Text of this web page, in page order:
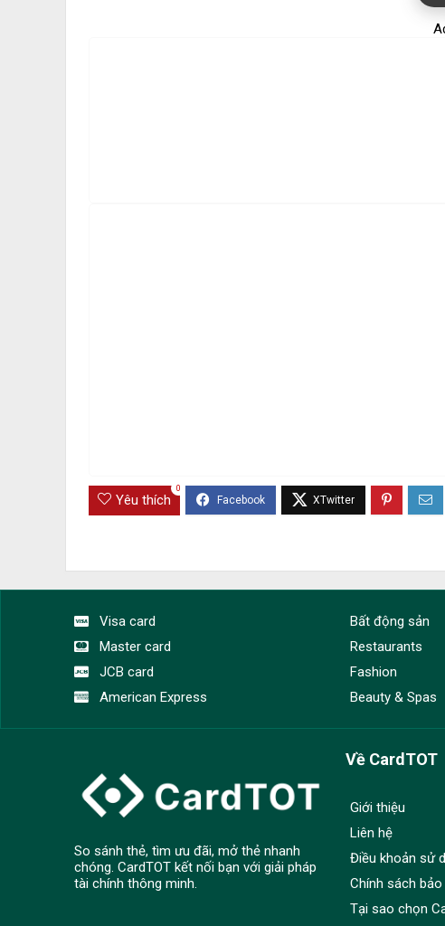
Yêu thích
0
Visa card
Master card
JCB card
American Express
Bất động sản
Restaurants
Fashion
Beauty & Spas
So sánh thẻ, tìm ưu đãi, mở thẻ nhanh
chóng. CardTOT kết nối bạn với giải pháp
tài chính thông minh.
Về CardTOT
Giới thiệu
Liên hệ
Điều khoản sử
Chính sách
Tại sao chọn